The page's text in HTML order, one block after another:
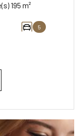
Ferme 7 pièce(s) 3 chambre(s) 195 m²
5